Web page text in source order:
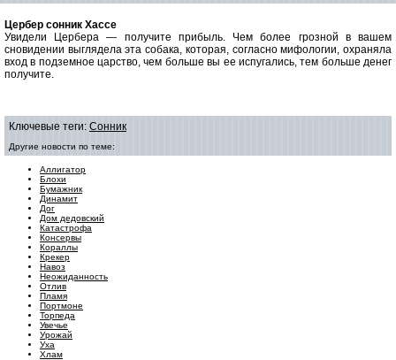
Цербер cонник Хассе
Увидели Цербера — получите прибыль.Чем более грозной в вашем
сновидении выглядела эта собака, которая, согласно мифологии, охраняла
вход в подземное царство, чем больше вы ее испугались, тем больше денег
получите.
Ключевые теги: Сонник
Другие новости по теме:
Аллигатор
Блохи
Бумажник
Динамит
Дог
Дом дедовский
Катастрофа
Консервы
Кораллы
Крекер
Навоз
Неожиданность
Отлив
Пламя
Портмоне
Торпеда
Увечье
Урожай
Уха
Хлам